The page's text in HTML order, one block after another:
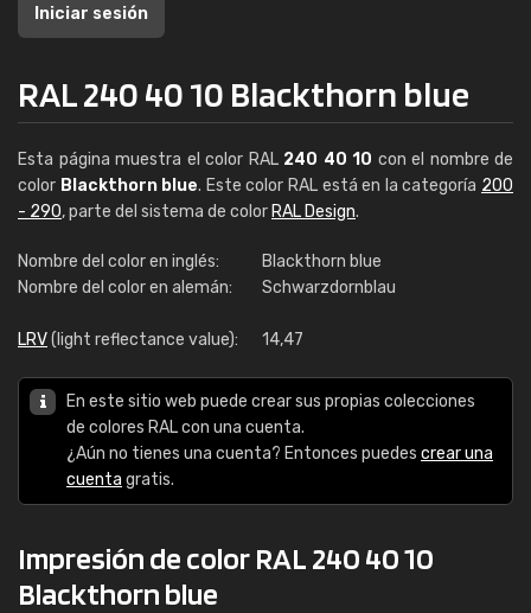
Iniciar sesión
RAL 240 40 10 Blackthorn blue
Esta página muestra el color RAL 240 40 10 con el nombre de
color Blackthorn blue. Este color RAL está en la categoría 200
- 290, parte del sistema de color RAL Design.
Nombre del color en inglés:
Blackthorn blue
Nombre del color en alemán:
Schwarzdornblau
LRV(light reflectance value): 14,47
En este sitio web puede crear sus propias colecciones
de colores RAL con una cuenta.
¿Aún no tienes una cuenta? Entonces puedes crear una
cuenta gratis.
Impresión de color RAL 240 40 10
Blackthorn blue